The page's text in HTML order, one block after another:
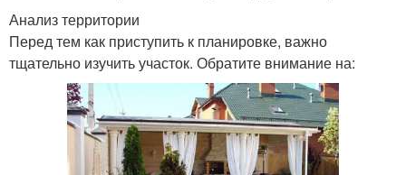
Анализ территории
Перед тем как приступить к планировке, важно
тщательно изучить участок. Обратите внимание на: